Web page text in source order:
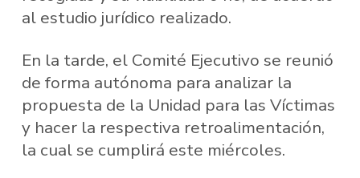
al estudio jurídico realizado.
En la tarde, el Comité Ejecutivo se reunió
de forma autónoma para analizar la
propuesta de la Unidad para las Víctimas
y hacer la respectiva retroalimentación,
la cual se cumplirá este miércoles.